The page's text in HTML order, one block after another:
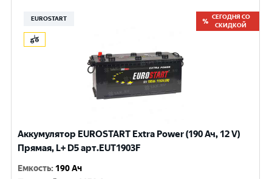
EUROSTART
СЕГОДНЯ СО
СКИДКОЙ
Аккумулятор EUROSTART Extra Power (190 Ач, 12 V)
Прямая, L+ D5 арт.EUT1903F
Емкость: 190 Ач